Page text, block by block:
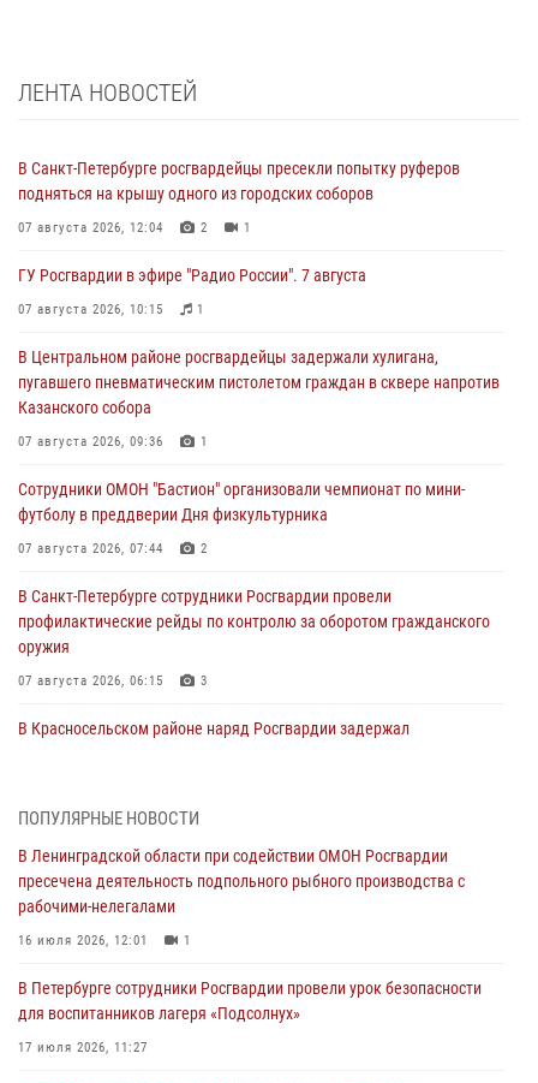
ЛЕНТА НОВОСТЕЙ
В Санкт-Петербурге росгвардейцы пресекли попытку руферов
подняться на крышу одного из городских соборов
07 августа 2026, 12:04 2 1
ГУ Росгвардии в эфире "Радио России". 7 августа
07 августа 2026, 10:15 1
В Центральном районе росгвардейцы задержали хулигана,
пугавшего пневматическим пистолетом граждан в сквере напротив
Казанского собора
07 августа 2026, 09:36 1
Сотрудники ОМОН "Бастион" организовали чемпионат по мини-
футболу в преддверии Дня физкультурника
07 августа 2026, 07:44 2
В Санкт-Петербурге сотрудники Росгвардии провели
профилактические рейды по контролю за оборотом гражданского
оружия
07 августа 2026, 06:15 3
В Красносельском районе наряд Росгвардии задержал
06 августа 2026, 13:39 1
В Центральном районе росгвардейцы оперативно задержали
хулигана, стрелявшего из пускового устройства рядом с жилыми
домами
06 августа 2026, 11:36
Сотрудники и военнослужащие Росгвардии обеспечили
правопорядок при проведении матча "Зенит" - "Балтика"
06 августа 2026, 07:30
ПОПУЛЯРНЫЕ НОВОСТИ
В Ленинградской области при содействии ОМОН Росгвардии
пресечена деятельность подпольного рыбного производства с
рабочими-нелегалами
16 июля 2026, 12:01 1
В Петербурге сотрудники Росгвардии провели урок безопасности
для воспитанников лагеря «Подсолнух»
17 июля 2026, 11:27